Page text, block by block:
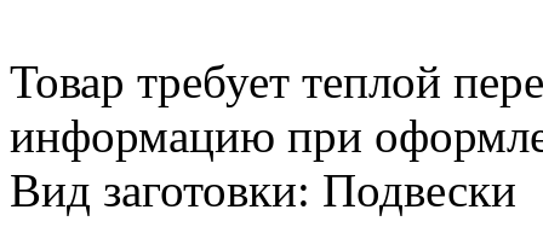
Товар требует теплой
информацию при
Вид заготовки: Подвески